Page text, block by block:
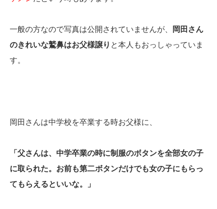
一般の方なので写真は公開されていませんが、
岡田さん
のきれいな鷲鼻はお父様譲り と本人もおっしゃっていま
す。
岡田さんは中学校を卒業する時お父様に、
「父さんは、中学卒業の時に制服のボタンを全部女の子
に取られた。お前も第二ボタンだけでも女の子にもらっ
てもらえるといいな。」